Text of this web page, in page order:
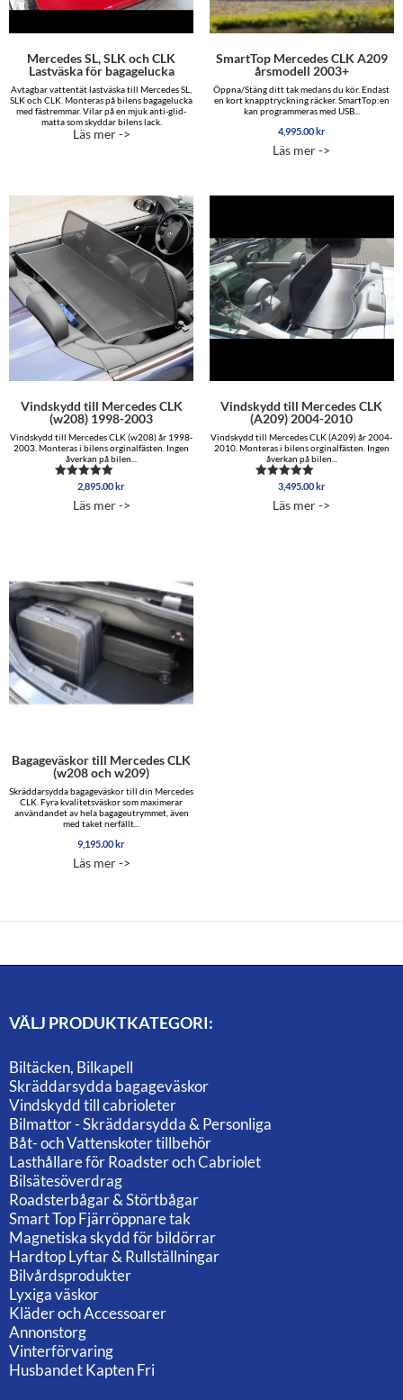
Mercedes SL, SLK och CLK
Lastväska för bagagelucka
Avtagbar vattentät lastväska till Mercedes SL,
SLK och CLK. Monteras på bilens bagagelucka
med fästremmar. Vilar på en mjuk anti-glid-
matta som skyddar bilens lack.
Läs mer ->
SmartTop Mercedes CLK A209
årsmodell 2003+
Öppna/Stäng ditt tak medans du kör. Endast
en kort knapptryckning räcker. SmartTop:en
kan programmeras med USB...
4,995.00 kr
Läs mer ->
Vindskydd till Mercedes CLK
(w208) 1998-2003
Vindskydd till Mercedes CLK (w208) år 1998-
2003. Monteras i bilens orginalfästen. Ingen
åverkan på bilen...
Betygsatt
av 5
2,895.00kr
Läs mer ->
Vindskydd till Mercedes CLK
(A209) 2004-2010
Vindskydd till Mercedes CLK (A209) år 2004-
2010. Monteras i bilens orginalfästen. Ingen
åverkan på bilen...
Betygsatt
av 5
3,495.00kr
Läs mer ->
Bagageväskor till Mercedes CLK
(w208 och w209)
Skräddarsydda bagageväskor till din Mercedes
CLK. Fyra kvalitetsväskor som maximerar
användandet av hela bagageutrymmet, även
med taket nerfällt...
9,195.00kr
Läs mer ->
VÄLJ PRODUKTKATEGORI:
Biltäcken, Bilkapell
Skräddarsydda bagageväskor
Vindskydd till cabrioleter
Bilmattor - Skräddarsydda & Personliga
Båt- och Vattenskoter tillbehör
Lasthållare för Roadster och Cabriolet
Bilsätesöverdrag
Roadsterbågar & Störtbågar
Smart Top Fjärröppnare tak
Magnetiska skydd för bildörrar
Hardtop Lyftar & Rullställningar
Bilvårdsprodukter
Lyxiga väskor
Kläder och Accessoarer
Annonstorg
Vinterförvaring
Husbandet Kapten Fri